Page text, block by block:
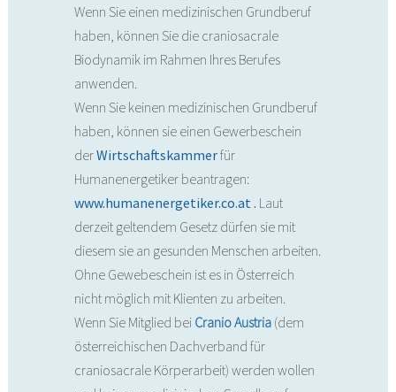
Wenn Sie einen medizinischen Grundberuf
haben, können Sie die craniosacrale
Biodynamik im Rahmen Ihres Berufes
anwenden.
Wenn Sie keinen medizinischen Grundberuf
haben, können sie einen Gewerbeschein
derWirtschaftskammerfür
Humanenergetiker beantragen:
www.humanenergetiker.co.at . Laut
derzeit geltendem Gesetz dürfen sie mit
diesem sie an gesunden Menschen arbeiten.
Ohne Gewebeschein ist es in Österreich
nicht möglich mit Klienten zu arbeiten.
Wenn Sie Mitglied bei Cranio Austria (dem
österreichischen Dachverband für
craniosacrale Körperarbeit) werden wollen